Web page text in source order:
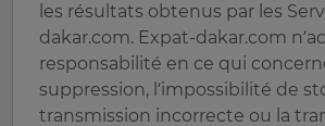
les résultats obtenus par les
dakar.com. Expat-dakar.com
responsabilité en ce qui
suppression, l’impossibilité de
transmission incorrecte ou la